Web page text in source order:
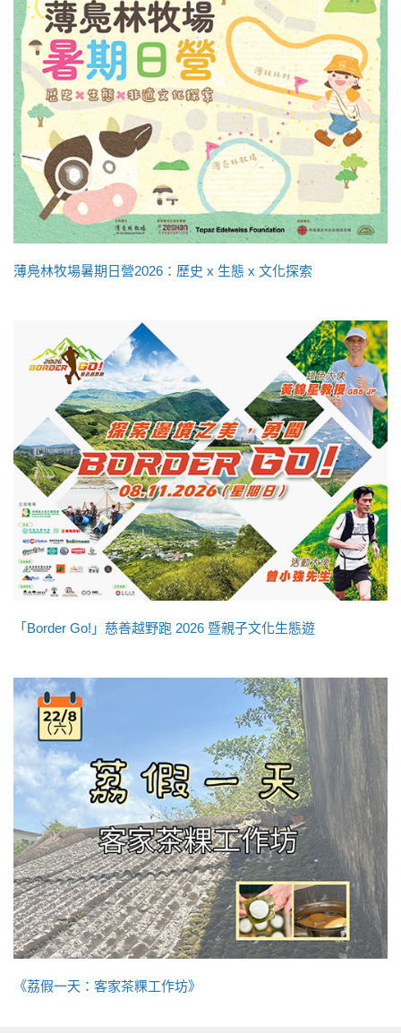
薄鳧林牧場暑期日營2026：歷史 x 生態 x 文化探索
「Border Go!」慈善越野跑 2026 暨親子文化生態遊
《荔假一天：客家茶粿工作坊》